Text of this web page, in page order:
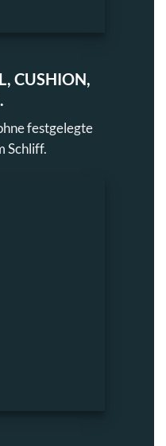
CUSHION,
festgelegte
Schliff.